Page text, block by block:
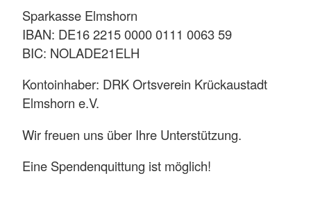
Sparkasse Elmshorn
IBAN: DE16 2215 0000 0111 0063 59
BIC: NOLADE21ELH
Kontoinhaber: DRK Ortsverein Krückaustadt
Elmshorn e.V.
Wir freuen uns über Ihre Unterstützung.
Eine Spendenquittung ist möglich!